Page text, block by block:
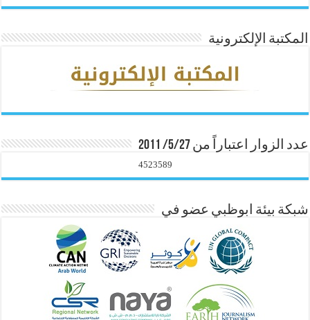
المكتبة الإلكترونية
عدد الزوار اعتباراً من 5/27/ 2011
4523589
شبكة بيئة ابوظبي عضو في